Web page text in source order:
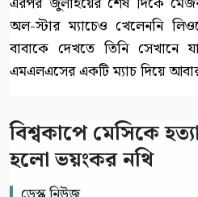
অল-স্টার ম্যাচেও খেলেননি
বাবাকে দেখতে তিনি
এমএলএসের একটি ম্যাচ দিয়ে
বিশ্বকাপে মেসিকে
হলো ভয়ংকর নথি